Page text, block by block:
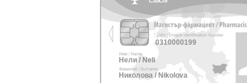
0310000199
Нели / Neli
Николова / Nikolova